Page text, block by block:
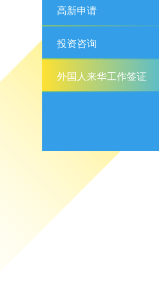
高新申请
投资咨询
外国人来华工作签证